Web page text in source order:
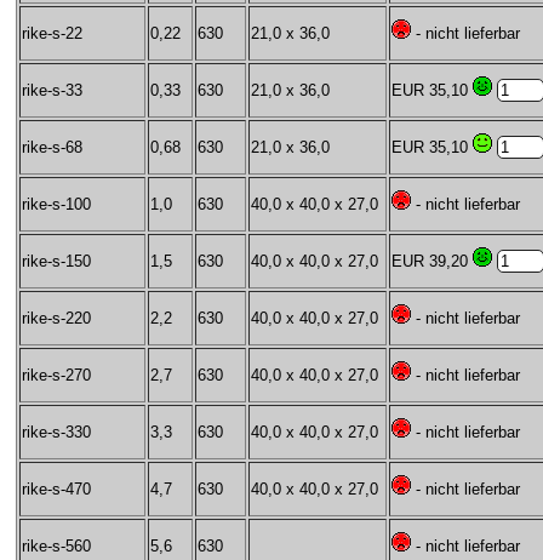
rike-s-22 0,22 630 21,0 x 36,0 - nicht lieferbar
rike-s-33 0,33 630 21,0 x 36,0 EUR 35,10
rike-s-68 0,68 630 21,0 x 36,0 EUR 35,10
rike-s-100 1,0 630 40,0 x 40,0 x 27,0 - nicht lieferbar
rike-s-150 1,5 630 40,0 x 40,0 x 27,0 EUR 39,20
rike-s-220 2,2 630 40,0 x 40,0 x 27,0 - nicht lieferbar
rike-s-270 2,7 630 40,0 x 40,0 x 27,0 - nicht lieferbar
rike-s-330 3,3 630 40,0 x 40,0 x 27,0 - nicht lieferbar
rike-s-470 4,7 630 40,0 x 40,0 x 27,0 - nicht lieferbar
rike-s-560 5,6 630 - nicht lieferbar